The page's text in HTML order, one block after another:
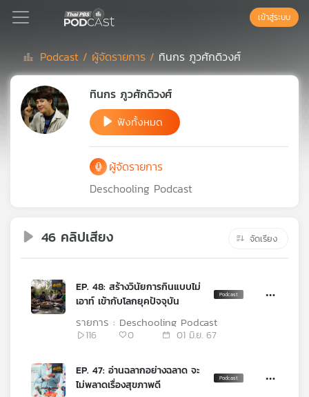
Podcast
เพล
เพล
เพลง
เข้าสู่ระบบ
Podcast / ผู้จัดรายการ / ทินกร ภูวศักดิวงศ์
ทินกร ภูวศักดิวงศ์
ฟังทั้งหมด
ผู้จัดรายการ
Deschooling Podcast
46 คลิปเสียง จัดเรียง
EP. 48: สร้างวินัยการกินแบบไม่
เอาท์ เข้ากับโลกยุคปัจจุบัน
116 0 01 มิ.ย. 67
รายการ : Deschooling Podcast
EP. 47: อ่านฉลากอย่างฉลาด จะ
ไม่พลาดเรื่องสุขภาพดี